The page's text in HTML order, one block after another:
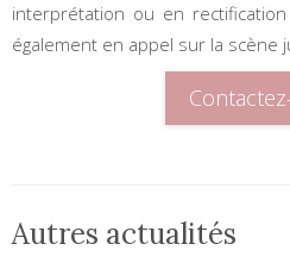
interprétation ou en
également en appel sur la scène
Autres actualités